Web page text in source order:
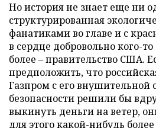
Но история не знает еще ни
структурированная
фанатиками во главе и с
в сердце добровольно кого-
более –правительство США.
предположить, что
Газпром с его внушительной
безопасности решили бы
выкинуть деньги на ветер,
для этого какой-нибудь